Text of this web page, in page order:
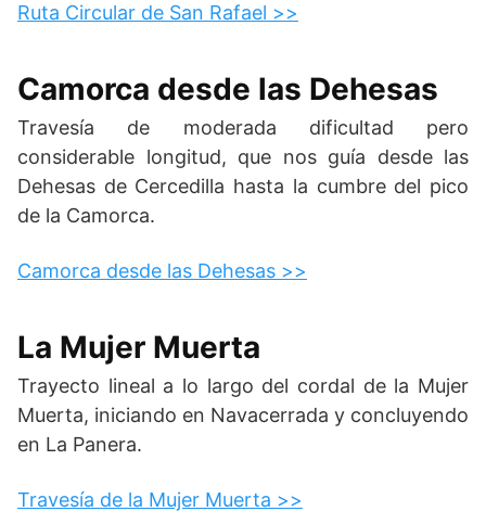
Ruta Circular de San Rafael >>
Camorca desde las Dehesas
Travesía de moderada dificultad pero
considerable longitud, que nos guía desde las
Dehesas de Cercedilla hasta la cumbre del pico
de la Camorca.
Camorca desde las Dehesas >>
La Mujer Muerta
Trayecto lineal a lo largo del cordal de la Mujer
Muerta, iniciando en Navacerrada y concluyendo
en La Panera.
Travesía de la Mujer Muerta >>